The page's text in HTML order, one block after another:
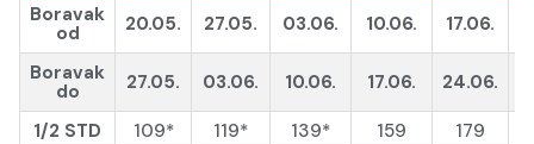
Boravak
od
20.05. 27.05. 03.06. 10.06. 17.06.
Boravak
do
27.05. 03.06. 10.06. 17.06. 24.06.
1/2 STD 109* 119* 139* 159 179